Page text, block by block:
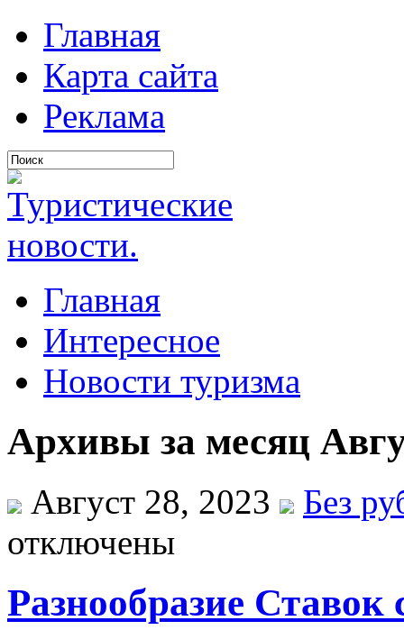
Главная
Карта сайта
Реклама
Главная
Интересное
Новости туризма
Архивы за месяц
Август 28, 2023
Без
отключены
Разнообразие Ставок